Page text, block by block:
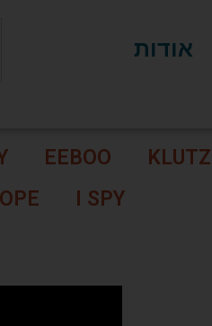
אודות
EEBOO
I SPY